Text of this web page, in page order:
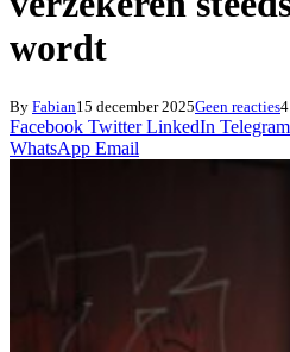
wordt
By Fabian15 december 2025Geen reacties
Facebook Twitter LinkedIn Telegram
WhatsApp Email